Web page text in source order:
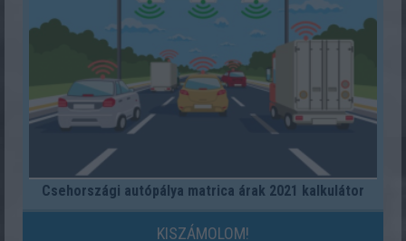
Csehországi autópálya matrica árak 2021 kalkulátor
KISZÁMOLOM!